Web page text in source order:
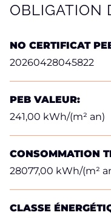
OBLIGATION
NO CERTIFICAT
20260428045822
PEB VALEUR:
241,00 kWh/(m² an)
CONSOMMATION
28077,00 kWh/(m²
CLASSE